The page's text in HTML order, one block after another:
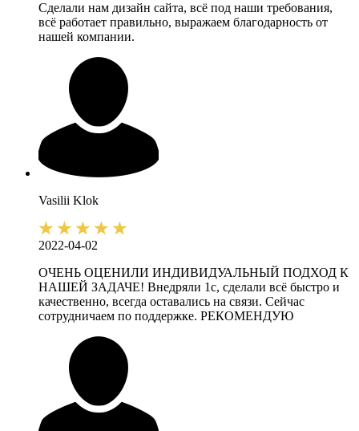
Сделали нам дизайн сайта, всё под наши требования,
всё работает правильно, выражаем благодарность от
нашей компании.
Vasilii Klok
2022-04-02
ОЧЕНЬ ОЦЕНИЛИ ИНДИВИДУАЛЬНЫЙ ПОДХОД К
НАШЕЙ ЗАДАЧЕ! Внедряли 1с, сделали всё быстро и
качественно, всегда оставались на связи. Сейчас
сотрудничаем по поддержке. РЕКОМЕНДУЮ